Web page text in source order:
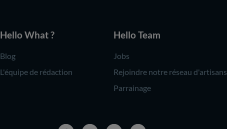
Hello What ?
Blog
L'équipe de rédaction
Hello Team
Jobs
Rejoindre notre réseau d'artisans
Parrainage